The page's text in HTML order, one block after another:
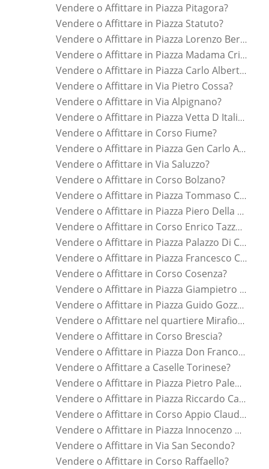
Vendere o Affittare in Piazza Pitagora?
Vendere o Affittare in Piazza Statuto?
Vendere o Affittare in Piazza Lorenzo Bernini?
Vendere o Affittare in Piazza Madama Cristina?
Vendere o Affittare in Piazza Carlo Alberto?
Vendere o Affittare in Via Pietro Cossa?
Vendere o Affittare in Via Alpignano?
Vendere o Affittare in Piazza Vetta D Italia?
Vendere o Affittare in Corso Fiume?
Vendere o Affittare in Piazza Gen Carlo Alberto Dalla Chiesa?
Vendere o Affittare in Via Saluzzo?
Vendere o Affittare in Corso Bolzano?
Vendere o Affittare in Piazza Tommaso Campanella?
Vendere o Affittare in Piazza Piero Della Francesca?
Vendere o Affittare in Corso Enrico Tazzoli?
Vendere o Affittare in Piazza Palazzo Di Citta ?
Vendere o Affittare in Piazza Francesco Crispi?
Vendere o Affittare in Corso Cosenza?
Vendere o Affittare in Piazza Giampietro Chironi?
Vendere o Affittare in Piazza Guido Gozzano?
Vendere o Affittare nel quartiere Mirafiori Nord?
Vendere o Affittare in Corso Brescia?
Vendere o Affittare in Piazza Don Franco Delpiano?
Vendere o Affittare a Caselle Torinese?
Vendere o Affittare in Piazza Pietro Paleocapa?
Vendere o Affittare in Piazza Riccardo Cattaneo?
Vendere o Affittare in Corso Appio Claudio?
Vendere o Affittare in Piazza Innocenzo Vigliardi Paravia?
Vendere o Affittare in Via San Secondo?
Vendere o Affittare in Corso Raffaello?